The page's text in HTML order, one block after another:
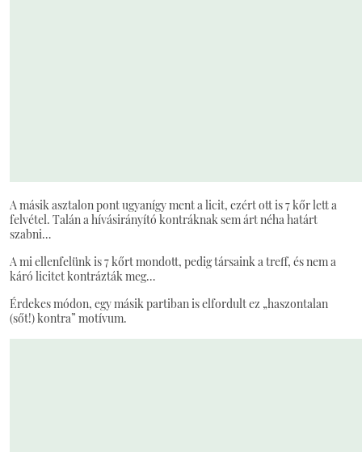
A másik asztalon pont ugyanígy ment a licit, ezért ott is 7 kőr lett a
felvétel. Talán a hívásirányító kontráknak sem árt néha határt
szabni…
A mi ellenfelünk is 7 kőrt mondott, pedig társaink a treff, és nem a
káró licitet kontrázták meg…
Érdekes módon, egy másik partiban is elfordult ez „haszontalan
(sőt!) kontra” motívum.